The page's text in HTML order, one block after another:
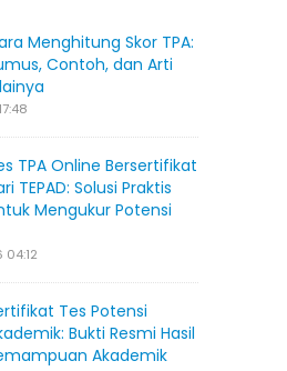
Menghitung Skor TPA:
Contoh, dan Arti
TPA Online Bersertifikat
TEPAD: Solusi Praktis
Mengukur Potensi
Tes Potensi
Bukti Resmi Hasil
Akademik